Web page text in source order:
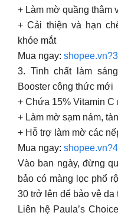
+ Làm mờ quầng thâm
+ Cải thiện và hạn
khóe mắt
Mua ngay:
3. Tinh chất làm
Booster công thức mới
+ Chứa 15% Vitamin C
+ Làm mờ sạm nám,
+ Hỗ trợ làm mờ các
Mua ngay:
Vào ban ngày, đừng
bảo có màng lọc phổ
30 trở lên để bảo vệ da
Liên hệ Paula’s